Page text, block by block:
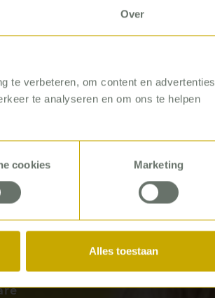
Over
te verbeteren, om content en advertenties
te analyseren en om ons te helpen
cookies Marketing
Alles toestaan